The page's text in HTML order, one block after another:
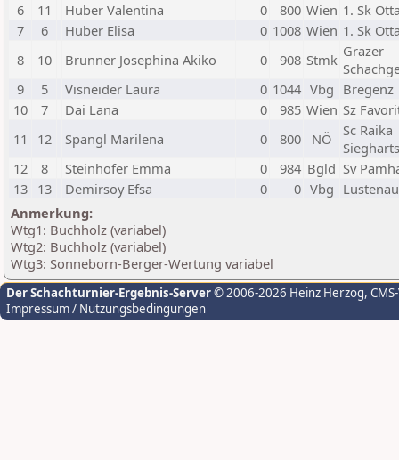
6
11 Huber Valentina 0 800 Wien 1. Sk
7
6 Huber Elisa 0 1008 Wien 1. Sk
8
10 Brunner Josephina Akiko 0 908 Stmk Grazer
9
5 Visneider Laura 0 1044 Vbg Bregenz
10
7 Dai Lana 0 985 Wien Sz
11
12 Spangl Marilena 0 800 NÖ
Sc Raika
12
8 Steinhofer Emma 0 984 Bgld Sv
13 13 Demirsoy Efsa 0 0 Vbg Lustenau
Anmerkung:
Wtg1: Buchholz (variabel)
Wtg2: Buchholz (variabel)
Wtg3: Sonneborn-Berger-Wertung variabel
Der Schachturnier-Ergebnis-Server© 2006-2026 Heinz Herzog,
Impressum / Nutzungsbedingungen